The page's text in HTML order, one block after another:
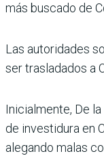
más buscado de
Las autoridades
ser trasladados a
Inicialmente, De
de investidura en
alegando malas